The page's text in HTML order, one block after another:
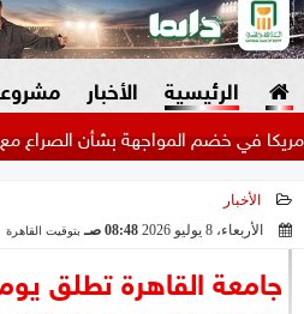
الرئيسية الأخبار
السياسة
الرئاسة
المواجهة بشأن الصراع مع إيران
الأخبار
الأربعاء، 8 يوليو 2026
08:48 صـ بتوقيت القاهرة